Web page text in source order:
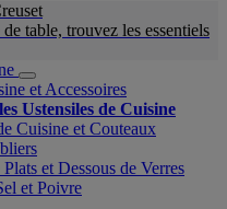
table, trouvez les essentiels
et Accessoires
Ustensiles de Cuisine
Cuisine et Couteaux
et Dessous de Verres
et Poivre